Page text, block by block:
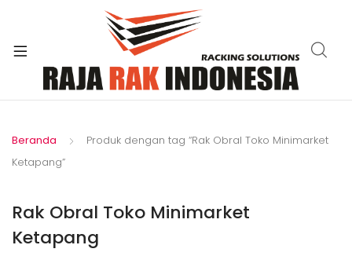
Beranda
Produk dengan tag “Rak Obral Toko Minimarket
Ketapang”
Rak Obral Toko Minimarket
Ketapang